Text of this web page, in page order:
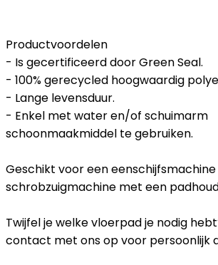
Productvoordelen
- Is gecertificeerd door Green Seal.
- 100% gerecycled hoogwaardig
- Lange levensduur.
- Enkel met water en/of schuimarm
schoonmaakmiddel te gebruiken.
Geschikt voor een
schrobzuigmachine met een
Twijfel je welke vloerpad je nodig
contact met ons op voor persoonlijk